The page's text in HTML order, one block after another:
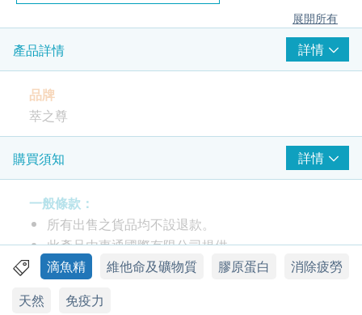
展開所有
產品詳情 詳情
品牌
萃之尊
包裝
每盒6包，每包50毫升
功效
鯊魚軟骨富含高單位膠原蛋白，鈣質吸收改善，加
速軟骨再生，強化結綈組織改善新陳代謝。
鯊魚軟骨富含：活性蛋白、軟骨素硫酸鹽、葡萄糖
胺聚醣、鈣及骨膠原。具有養顏美容功能，可強化
購買須知 詳情
一般條款：
所有出售之貨品均不設退款。
此產品由惠通國際有限公司提供。
如有任何爭議，惠通國際有限公司及健康網購
滴魚精 維他命及礦物質 膠原蛋白
消除疲勞
天然
免疫力